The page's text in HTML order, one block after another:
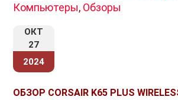
ноутбуков, смартфонов и игровых
ввода текста, но и средством
множеством функций и
области компьютерных игр.
Компьютеры, Обзоры
ОКТ
27
2024
ОБЗОР CORSAIR K65 PLUS